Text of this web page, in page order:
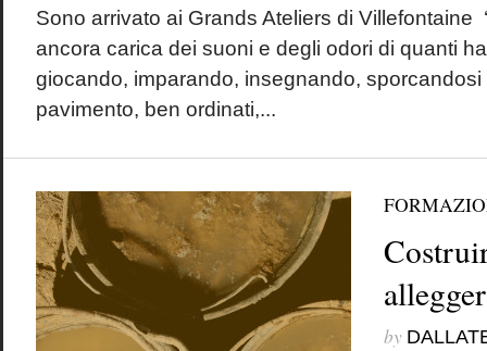
Sono arrivato ai Grands Ateliers di Villefontaine
ancora carica dei suoni e degli odori di quanti
giocando, imparando, insegnando, sporcandosi
pavimento, ben ordinati,...
by